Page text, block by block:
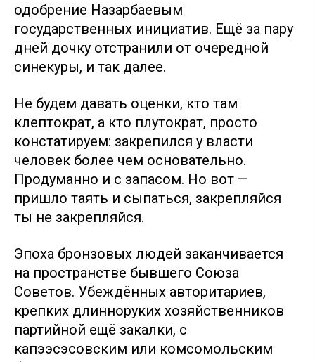
одобрение Назарбаевым
государственных инициатив. Ещё за пару
дней дочку отстранили от очередной
синекуры, и так далее.
Не будем давать оценки, кто там
клептократ, а кто плутократ, просто
констатируем: закрепился у власти
человек более чем основательно.
Продуманно и с запасом. Но вот —
пришло таять и сыпаться, закрепляйся
ты не закрепляйся.
Эпоха бронзовых людей заканчивается
на пространстве бывшего Союза
Советов. Убеждённых авторитариев,
крепких длинноруких хозяйственников
партийной ещё закалки, с
капээсэсовским или комсомольским